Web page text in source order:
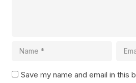
Save my name and email in this